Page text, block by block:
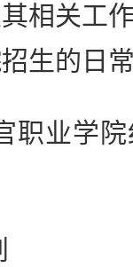
相关工
生的日
业学院